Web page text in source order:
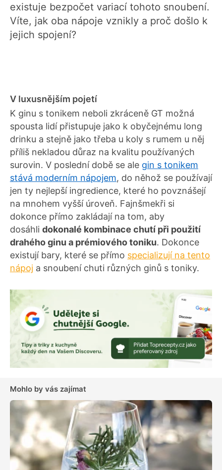
existuje bezpočet variací tohoto snoubení.
Víte, jak oba nápoje vznikly a proč došlo k
jejich spojení?
V luxusnějším pojetí
K ginu s tonikem neboli zkráceně GT možná
spousta lidí přistupuje jako k obyčejnému long
drinku a stejně jako třeba u koly s rumem u něj
příliš nekladou důraz na kvalitu používaných
surovin. V poslední době se ale gin s tonikem
stává moderním nápojem, do něhož se používají
jen ty nejlepší ingredience, které ho povznášejí
na mnohem vyšší úroveň. Fajnšmekři si
dokonce přímo zakládají na tom, aby
dosáhli dokonalé kombinace chutí při použití
drahého ginu a prémiového toniku. Dokonce
existují bary, které se přímo specializují na tento
nápoj a snoubení chuti různých ginů s toniky.
Mohlo by vás zajímat